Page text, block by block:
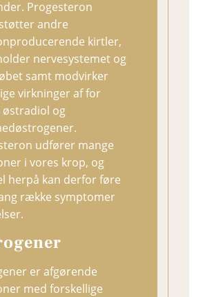
Progesteron
andre
kirtler,
nervesystemet og
samt modvirker
virkninger af for
østradiol og
udfører mange
i vores krop, og
herpå kan derfor føre
række symptomer
er afgørende
med forskellige